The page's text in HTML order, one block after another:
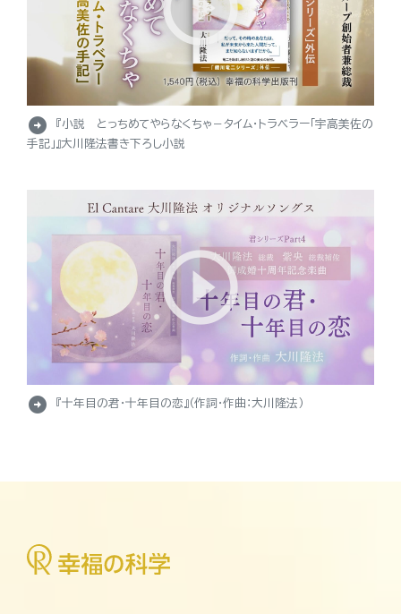
arrow_circle_right
『小説 とっちめてやらなくちゃ－タイム・トラベラー「宇高美佐の
手記」』大川隆法書き下ろし小説
arrow_circle_right 『十年目の君・十年目の恋』（作詞・作曲：大川隆法）